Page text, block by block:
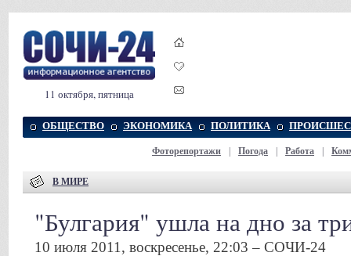
11 октября, пятница
ОБЩЕСТВО ЭКОНОМИКА ПОЛИТИКА
Фоторепортажи Погода Работа
В МИРЕ
"Булгария" ушла на дно за
10 июля 2011, воскресенье, 22:03 – СОЧИ-24